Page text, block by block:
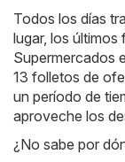
Todos los días
lugar, los
Supermercados
13 folletos de
un período de
aproveche los
¿No sabe por